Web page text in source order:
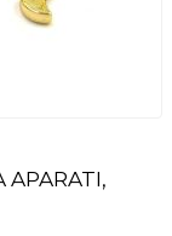
APARATI,